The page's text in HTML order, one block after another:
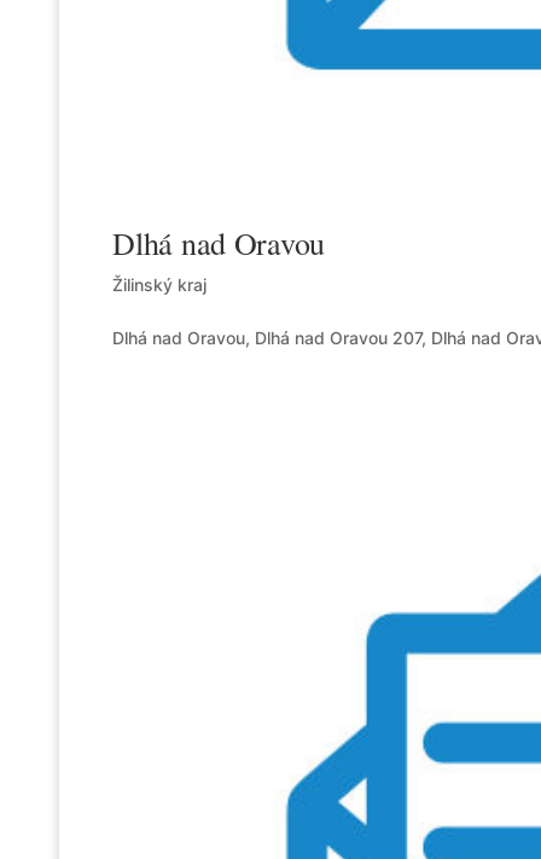
Dlhá nad Oravou
Žilinský kraj
Dlhá nad Oravou, Dlhá nad Oravou 207, Dlhá nad